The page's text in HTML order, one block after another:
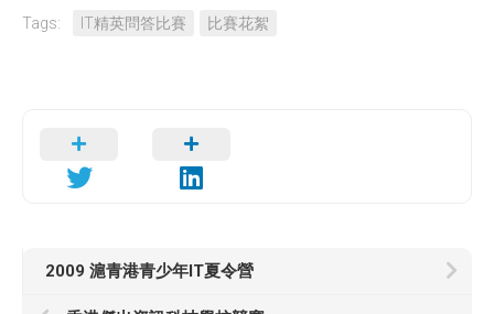
Tags: IT精英問答比賽 比賽花絮
2009 滬青港青少年IT夏令營